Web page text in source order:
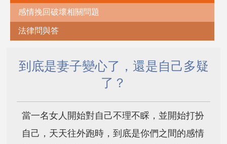
感情挽回破壞相關問題
法律問與答
到底是妻子變心了，還是自己多疑
了？
當一名女人開始對自己不理不睬，並開始打扮
自己，天天往外跑時，到底是你們之間的感情